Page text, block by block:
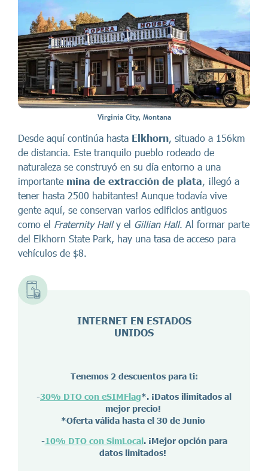
Virginia City, Montana
Desde aquí continúa hasta Elkhorn, situado a 156km
de distancia. Este tranquilo pueblo rodeado de
naturaleza se construyó en su día entorno a una
importante mina de extracción de plata, ¡llegó a
tener hasta 2500 habitantes! Aunque todavía vive
gente aquí, se conservan varios edificios antiguos
como el Fraternity Hally el Gillian Hall. Al formar parte
del Elkhorn State Park, hay una tasa de acceso para
vehículos de $8.
INTERNET EN ESTADOS
UNIDOS
Tenemos 2 descuentos para ti:
-30% DTO con eSIMFlag*. ¡Datos ilimitados al
mejor precio!
*Oferta válida hasta el 30 de Junio
-10% DTO con SimLocal. ¡Mejor opción para
datos limitados!